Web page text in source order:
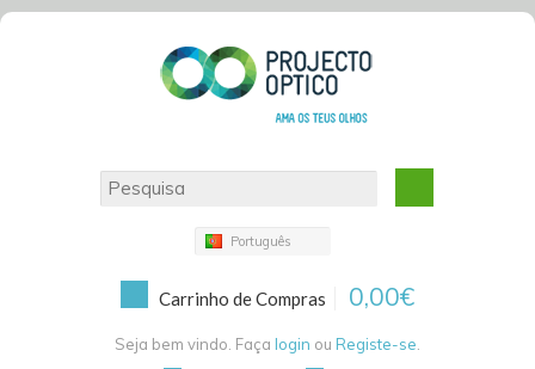
Português
Carrinho de Compras 0,00€
Seja bem vindo. Faça login ou Registe-se